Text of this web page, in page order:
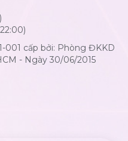
001 cấp bởi: Phòng ĐKKD
- Ngày 30/06/2015